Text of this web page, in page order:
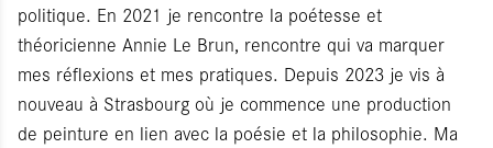
politique. En 2021 je rencontre la poétesse et
théoricienne Annie Le Brun, rencontre qui va marquer
mes réflexions et mes pratiques. Depuis 2023 je vis à
nouveau à Strasbourg où je commence une production
de peinture en lien avec la poésie et la philosophie. Ma